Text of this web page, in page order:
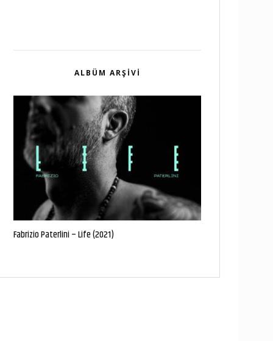
ALBÜM ARŞIVI
Fabrizio Paterlini – Life (2021)